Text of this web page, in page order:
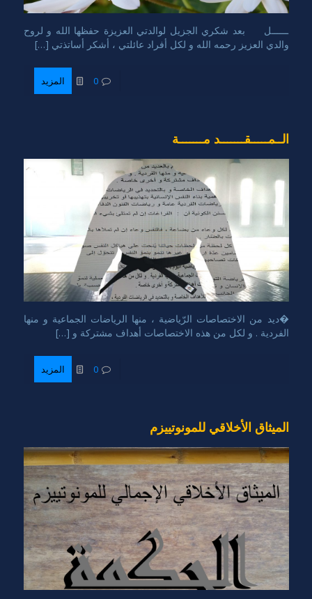
ــــــل بعد شكري الجزيل لوالدتي العزيزة حفظها الله و لروح
والدي العزيز رحمه الله و لكل أفراد عائلتي ، أشكر أساتذتي […]
0 المزيد
الــمـــــقـــــــد مـــــــة
�ديد من الاختصاصات الرّياضية ، منها الرياضات الجماعية و منها
الفردية . و لكل من هذه الاختصاصات أهداف مشتركة و […]
0 المزيد
الميثاق الأخلاقي للمونوتييزم